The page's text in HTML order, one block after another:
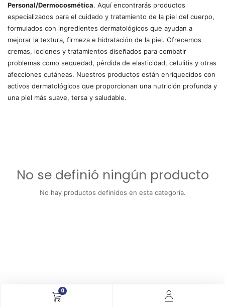
0
Personal/Dermocosmética. Aquí encontrarás productos
especializados para el cuidado y tratamiento de la piel del cuerpo,
formulados con ingredientes dermatológicos que ayudan a
mejorar la textura, firmeza e hidratación de la piel. Ofrecemos
cremas, lociones y tratamientos diseñados para combatir
problemas como sequedad, pérdida de elasticidad, celulitis y otras
afecciones cutáneas. Nuestros productos están enriquecidos con
activos dermatológicos que proporcionan una nutrición profunda y
una piel más suave, tersa y saludable.
No se definió ningún producto
No hay productos definidos en esta categoría.